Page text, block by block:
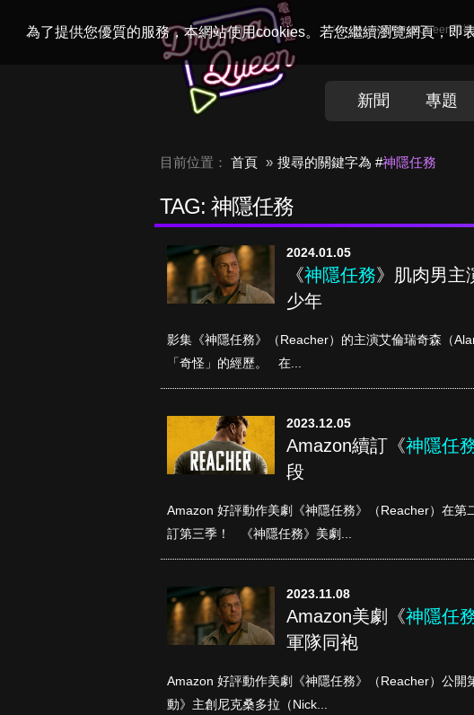
為了提供您優質的服務，本網站使用cookies。若您繼續瀏覽網頁，即
Welcome toDramaQueen電
新聞 專題
目前位置： 首頁 搜尋的關鍵字為 #神隱任務
TAG: 神隱任務
2024.01.05
《神隱任務》肌肉男主
少年
影集《神隱任務》（Reacher）的主演艾倫瑞奇森（
「奇怪」的經歷。 在...
2023.12.05
Amazon續訂《神隱任
段
Amazon 好評動作美劇《神隱任務》（Reacher）在
訂第三季！ 《神隱任務》美劇...
2023.11.08
Amazon美劇《神隱任
軍隊同袍
Amazon 好評動作美劇《神隱任務》（Reacher）公
動》主創尼克桑多拉（Nick...